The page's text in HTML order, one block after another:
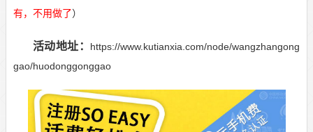
有，不用做了）
活动地址： https://www.kutianxia.com/node/wangzhangong
gao/huodonggonggao